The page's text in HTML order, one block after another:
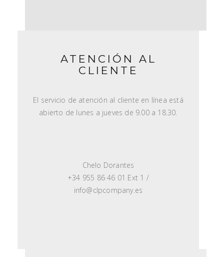
ATENCIÓN AL
CLIENTE
El servicio de atención al cliente en línea está
abierto de lunes a jueves de 9.00 a 18.30.
Chelo Dorantes
+34 955 86 46 01 Ext 1 /
info@clpcompany.es